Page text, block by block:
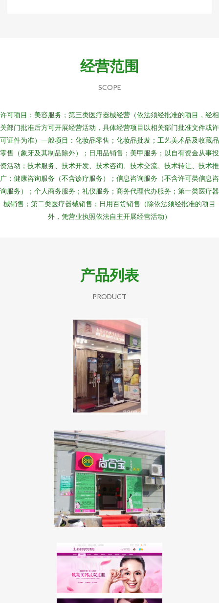
经营范围
SCOPE
许可项目：美容服务；第三类医疗器械经营（依法须经批准的项目，经相
关部门批准后方可开展经营活动，具体经营项目以相关部门批准文件或许
可证件为准）一般项目：化妆品零售；化妆品批发；工艺美术品及收藏品
零售（象牙及其制品除外）；日用品销售；美甲服务；以自有资金从事投
资活动；技术服务、技术开发、技术咨询、技术交流、技术转让、技术推
广；健康咨询服务（不含诊疗服务）；信息咨询服务（不含许可类信息咨
询服务）；个人商务服务；礼仪服务；商务代理代办服务；第一类医疗器
械销售；第二类医疗器械销售；日用百货销售（除依法须经批准的项目
外，凭营业执照依法自主开展经营活动）
产品列表
PRODUCT